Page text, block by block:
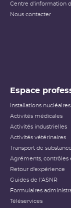
Centre d'information
Nous contacter
Espace
Installations nucléaires
Activités médicales
Activités industrielles
Activités vétérinaires
Transport de
Agréments, contrôles
Retour d'expérience
Guides de l'ASNR
Formulaires
Téléservices